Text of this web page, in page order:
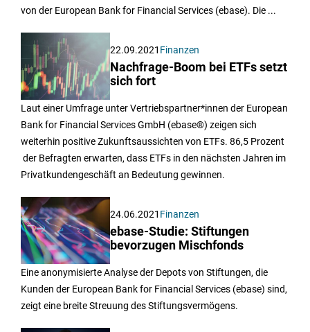
von der European Bank for Financial Services (ebase). Die ...
22.09.2021 Finanzen
Nachfrage-Boom bei ETFs setzt
sich fort
Laut einer Umfrage unter Vertriebspartner*innen der European
Bank for Financial Services GmbH (ebase®) zeigen sich
weiterhin positive Zukunftsaussichten von ETFs. 86,5 Prozent
der Befragten erwarten, dass ETFs in den nächsten Jahren im
Privatkundengeschäft an Bedeutung gewinnen.
24.06.2021 Finanzen
ebase-Studie: Stiftungen
bevorzugen Mischfonds
Eine anonymisierte Analyse der Depots von Stiftungen, die
Kunden der European Bank for Financial Services (ebase) sind,
zeigt eine breite Streuung des Stiftungsvermögens.